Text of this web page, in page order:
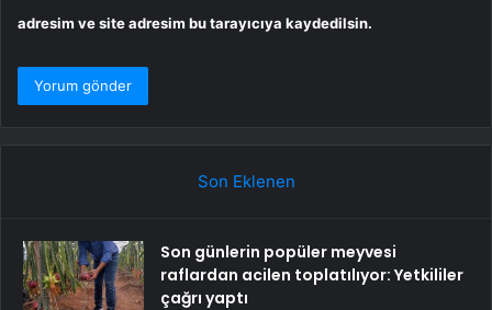
adresim ve site adresim bu tarayıcıya kaydedilsin.
Son Eklenen
Son günlerin popüler meyvesi
raflardan acilen toplatılıyor: Yetkililer
çağrı yaptı